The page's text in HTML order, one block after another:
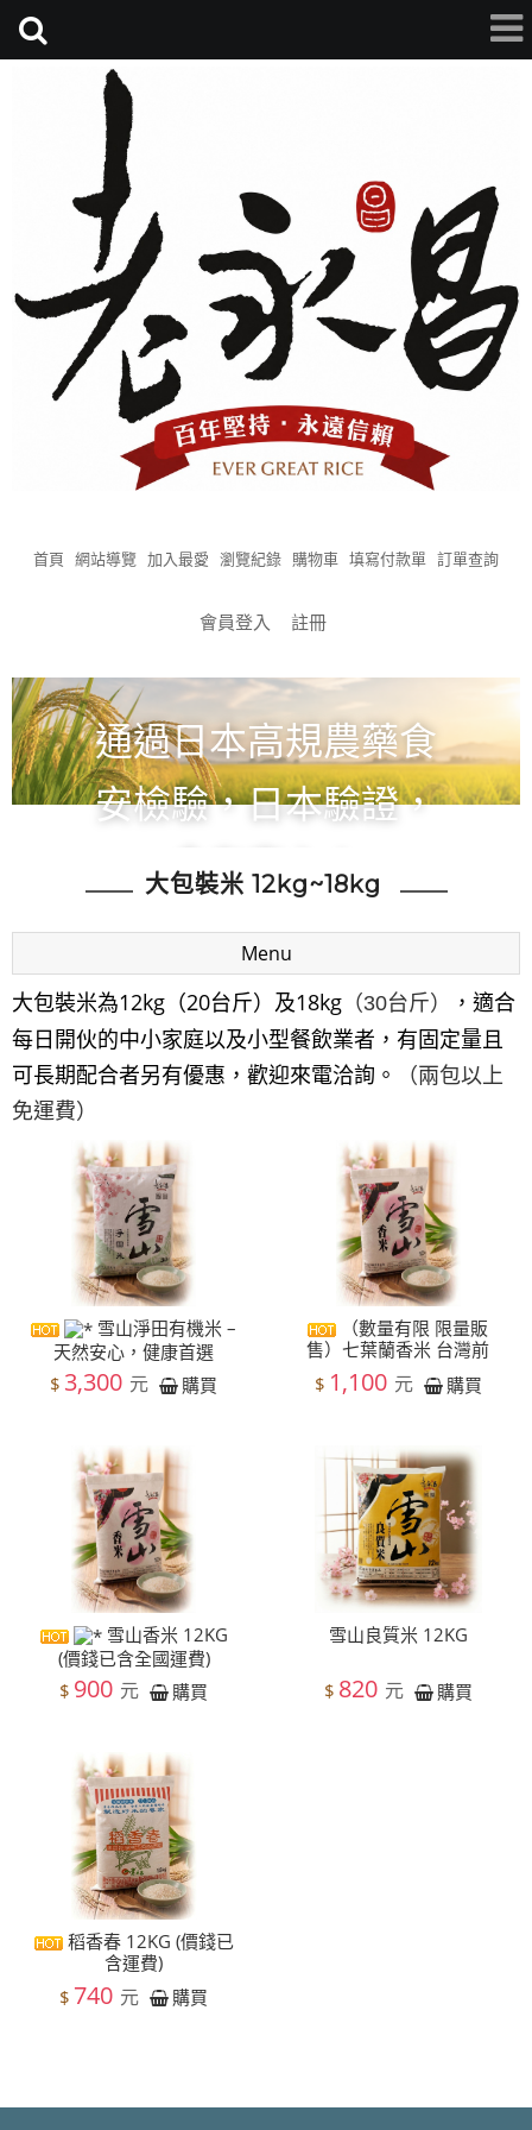
首頁 網站導覽 加入最愛 瀏覽紀錄 購物車 填寫付款單 訂單查詢
會員登入 註冊
通過日本高規農藥食
安檢驗，日本驗證，
食在安心！
全館滿1200免運!!!
大包裝米 12kg~18kg
Menu
大包裝米為12kg（20台斤）及18kg （30台斤）
，適合
每日開伙的中小家庭以及小型餐飲業者，有固定量且
可長期配合者另有優惠，歡迎來電洽詢。
（兩包以上
免運費）
雪山淨田有機米 –
天然安心，健康首選
$ 3,300 元 購買
（數量有限 限量販
售）七葉蘭香米 台灣前
$ 1,100 元 購買
雪山香米 12KG
(價錢已含全國運費)
$ 900 元 購買
雪山良質米 12KG
$ 820 元 購買
稻香春 12KG (價錢已
含運費)
$ 740 元 購買